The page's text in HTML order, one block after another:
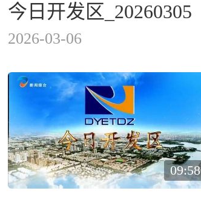
今日开发区_20260305
2026-03-06
09:58